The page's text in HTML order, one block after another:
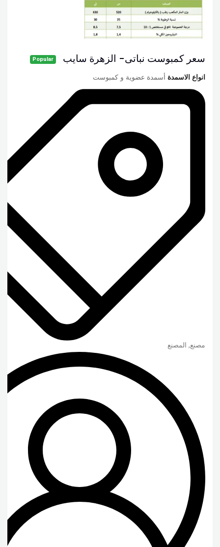
سعر كمبوست نباتى- الزهرة سايب Popular
انواع الاسمدة أسمدة عضوية و كمبوست
مصنع, المصنع